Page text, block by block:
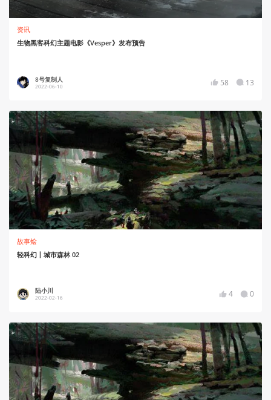
资讯
生物黑客科幻主题电影《Vesper》发布预告
8号复制人
2022-06-10 58 13
故事烩
轻科幻丨城市森林 02
陆小川
2022-02-16 4 0